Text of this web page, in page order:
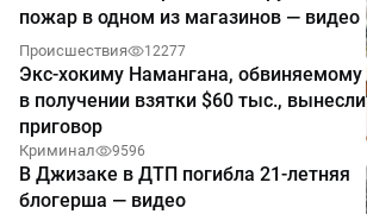
пожар в одном из магазинов — видео
Происшествия 12277
Экс-хокиму Намангана, обвиняемому
в получении взятки $60 тыс., вынесли
приговор
Криминал 9596
В Джизаке в ДТП погибла 21-летняя
блогерша — видео